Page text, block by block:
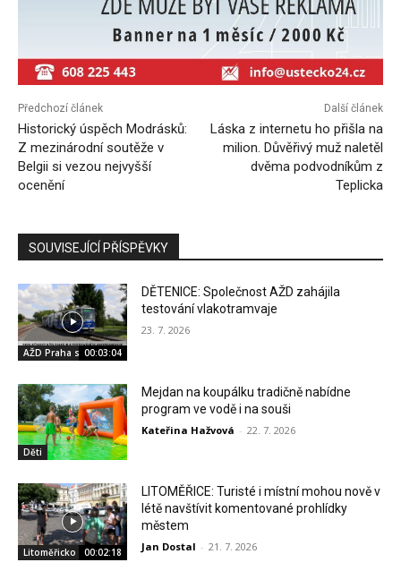
Předchozí článek
Historický úspěch Modrásků:
Z mezinárodní soutěže v
Belgii si vezou nejvyšší
ocenění
Další článek
Láska z internetu ho přišla na
milion. Důvěřivý muž naletěl
dvěma podvodníkům z
Teplicka
SOUVISEJÍCÍ PŘÍSPĚVKY
AŽD Praha s.r.o.00:03:04
DĚTENICE: Společnost AŽD zahájila
testování vlakotramvaje
23. 7. 2026
Děti
Mejdan na koupálku tradičně nabídne
program ve vodě i na souši
Kateřina Hažvová - 22. 7. 2026
Litoměřicko 00:02:18
LITOMĚŘICE: Turisté i místní mohou nově v
létě navštívit komentované prohlídky
městem
Jan Dostal - 21. 7. 2026